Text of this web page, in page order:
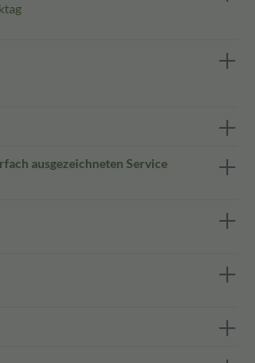
ausgezeichneten Service